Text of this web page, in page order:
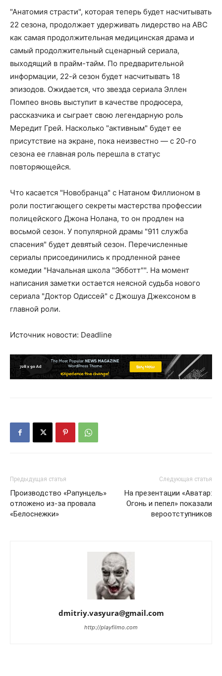
"Анатомия страсти", которая теперь будет насчитывать
22 сезона, продолжает удерживать лидерство на ABC
как самая продолжительная медицинская драма и
самый продолжительный сценарный сериала,
выходящий в прайм-тайм. По предварительной
информации, 22-й сезон будет насчитывать 18
эпизодов. Ожидается, что звезда сериала Эллен
Помпео вновь выступит в качестве продюсера,
рассказчика и сыграет свою легендарную роль
Мередит Грей. Насколько "активным" будет ее
присутствие на экране, пока неизвестно — с 20-го
сезона ее главная роль перешла в статус
повторяющейся.
Что касается "Новобранца" с Натаном Филлионом в
роли постигающего секреты мастерства профессии
полицейского Джона Нолана, то он продлен на
восьмой сезон. У популярной драмы "911 служба
спасения" будет девятый сезон. Перечисленные
сериалы присоединились к продленной ранее
комедии "Начальная школа "Эбботт"". На момент
написания заметки остается неясной судьба нового
сериала "Доктор Одиссей" с Джошуа Джексоном в
главной роли.
Источник новости: Deadline
Предыдущая статья
Производство «Рапунцель»
отложено из-за провала
«Белоснежки»
Следующая статья
На презентации «Аватар:
Огонь и пепел» показали
вероотступников
dmitriy.vasyura@gmail.com
http://playfilmo.com